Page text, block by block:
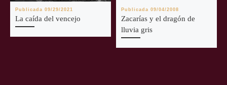
Publicada09/29/2021
La caída del vencejo
Publicada09/04/2008
Zacarías y el dragón de
lluvia gris